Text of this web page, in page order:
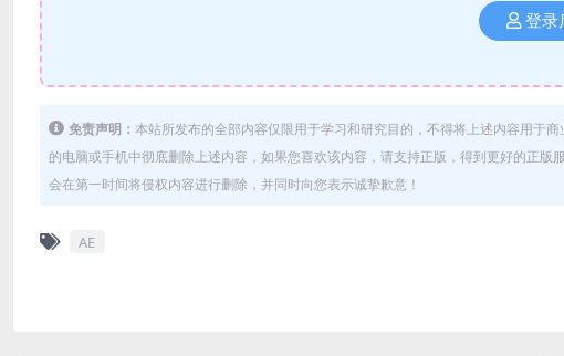
登录
免责声明： 本站所发布的全部内容仅限用于学习和研究目的，不得将上述内容用于
的电脑或手机中彻底删除上述内容，如果您喜欢该内容，请支持正版，得到更好的正
会在第一时间将侵权内容进行删除，并同时向您表示诚挚歉意！
AE